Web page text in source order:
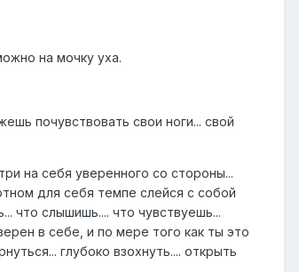
на мочку уха.
почувствовать свои ноги... свой
на себя уверенного со стороны...
для себя темпе слейся с собой
что слышишь.... что чувствуешь...
в себе, и по мере того как ты это
глубоко взохнуть.... открыть